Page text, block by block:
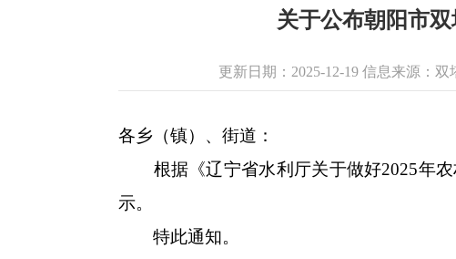
关于公布朝阳市
更新日期：2025-12-19 信息来源：双
各乡（镇）、街道：
根据《辽宁省水利厅关于做好2025年农
示。
特此通知。